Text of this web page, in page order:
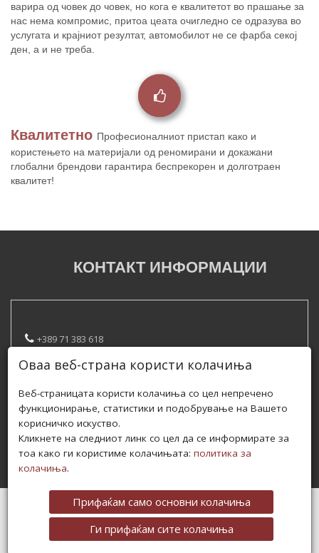
варира од човек до човек, но кога е квалитетот во прашање за
нас нема компромис, притоа цеата очигледно се одразува во
услугата и крајниот резултат, автомобилот не се фарба секој
ден, а и не треба.
Квалитетно Професионалниот пристап како и
користењето на материјали од реномирани и докажани
глобални брендови гарантира беспрекорен и долготраен
квалитет!
КОНТАКТ ИНФОРМАЦИИ
+389 71 383 618
contact@servicemilosheski.mk
Улица Александар Урдаревски
/servismilosheski
АВТОРСКИ ПРАВА © 2020 СЕРВИС МИЛОШЕСКИ
ПОЛИТИКА ЗА ПРИВАТНОСТ IПОЛИТИКА ЗА КОЛАЧИЊА
Оваа веб-страна користи колачиња
Веб-страницата користи колачиња со цел непречено
функционирање, статистики и подобрување на Вашето
корисничко искуство.
Кликнете на следниот линк со цел да се информирате за
тоа како ги користиме колачињата: политика за
колачиња.
Прифаќам само основни колачиња
Ги прифаќам сите колачиња